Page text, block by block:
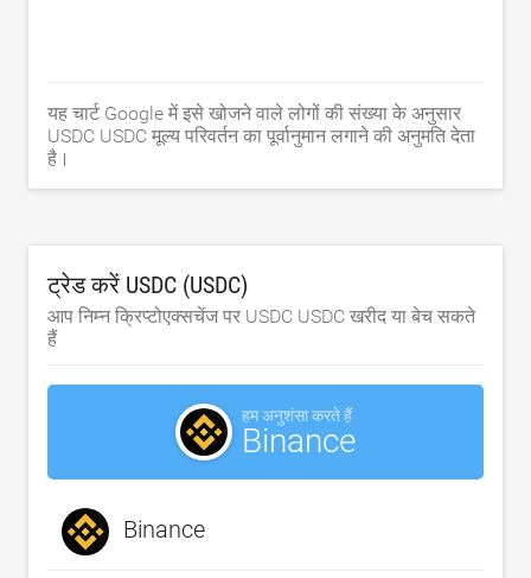
यह चार्ट Google में इसे खोजने वाले लोगों की संख्या के अनुसार
USDC USDC मूल्य परिवर्तन का पूर्वानुमान लगाने की अनुमति देता
है।
ट्रेड करें USDC (USDC)
आप निम्न क्रिप्टोएक्सचेंज पर USDC USDC खरीद या बेच सकते
हैं
हम अनुशंसा करते हैं
Binance
Binance